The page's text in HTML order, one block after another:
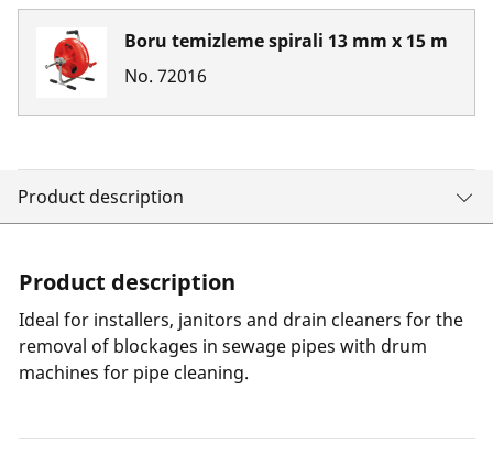
Boru temizleme spirali 13 mm x 15 m
No. 72016
Product description
Product description
Ideal for installers, janitors and drain cleaners for the
removal of blockages in sewage pipes with drum
machines for pipe cleaning.